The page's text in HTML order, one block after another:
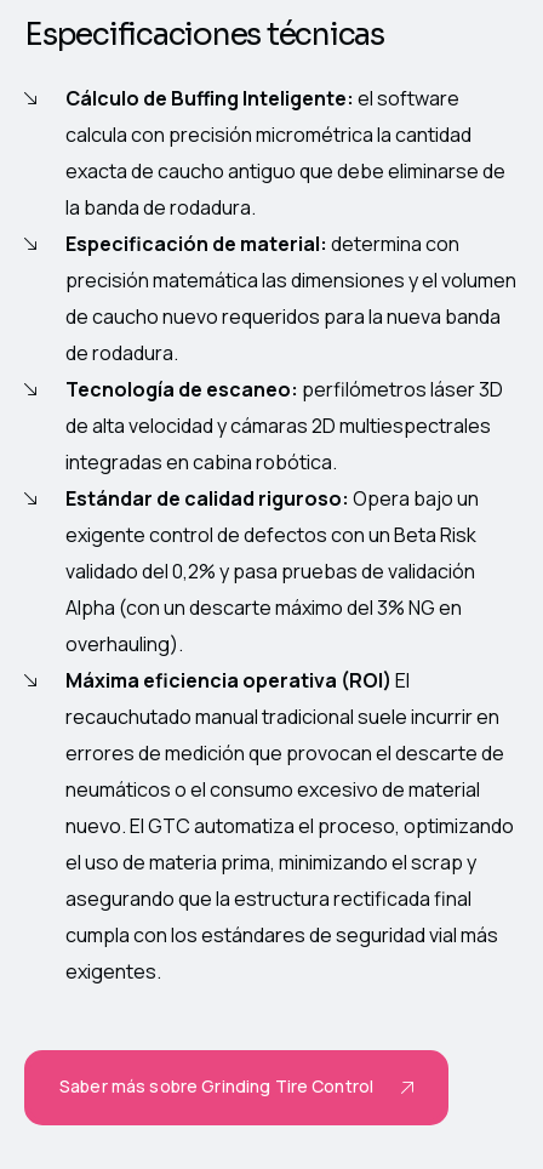
Especificaciones técnicas
Cálculo de Buffing Inteligente: el software
calcula con precisión micrométrica la cantidad
exacta de caucho antiguo que debe eliminarse de
la banda de rodadura.
Especificación de material: determina con
precisión matemática las dimensiones y el volumen
de caucho nuevo requeridos para la nueva banda
de rodadura.
Tecnología de escaneo: perfilómetros láser 3D
de alta velocidad y cámaras 2D multiespectrales
integradas en cabina robótica.
Estándar de calidad riguroso: Opera bajo un
exigente control de defectos con un Beta Risk
validado del 0,2% y pasa pruebas de validación
Alpha (con un descarte máximo del 3% NG en
overhauling).
Máxima eficiencia operativa (ROI) El
recauchutado manual tradicional suele incurrir en
errores de medición que provocan el descarte de
neumáticos o el consumo excesivo de material
nuevo. El GTC automatiza el proceso, optimizando
el uso de materia prima, minimizando el scrap y
asegurando que la estructura rectificada final
cumpla con los estándares de seguridad vial más
exigentes.
Saber más sobre Grinding Tire Control